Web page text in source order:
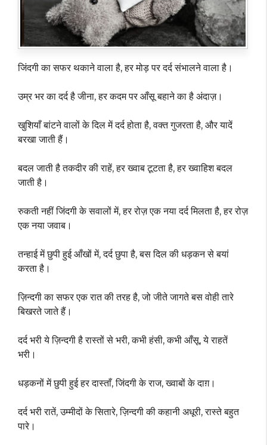
जिंदगी का सफर थकाने वाला है, हर मोड़ पर दर्द संभालने वाला है।
उम्र भर का दर्द है जीना, हर कदम पर आँसू बहाने का है अंदाज़।
खुशियाँ बांटने वालों के दिल में दर्द होता है, वक्त गुजरता है, और यादें
बरखा जाती हैं।
बदल जाती है तकदीर की राहें, हर ख्वाब टूटता है, हर ख्वाहिश बदल
जाती है।
रुकती नहीं जिंदगी के सवालों में, हर रोज़ एक नया दर्द मिलता है, हर रोज़
एक नया जवाब।
तन्हाई में छुपी हुई आँखों में, दर्द छुपा है, बस दिल की धड़कन से बयां
करता है।
ज़िन्दगी का सफर एक रात की तरह है, जो जीते जागते बस वोही तारे
बिखरते जाते हैं।
दर्द भरी ये ज़िन्दगी है रास्तों से भरी, कभी हंसी, कभी आँसू, ये राहतें
भरी।
धड़कनों में छुपी हुई हर दास्ताँ, जिंदगी के राज, ख्वाबों के दाग़।
दर्द भरी रातें, उम्मीदों के सितारे, ज़िन्दगी की कहानी अधूरी, रास्ते बहुत
पारे।